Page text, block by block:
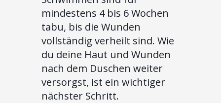
mindestens 4 bis 6 Wochen
tabu, bis die Wunden
vollständig verheilt sind. Wie
du deine Haut und Wunden
nach dem Duschen weiter
versorgst, ist ein wichtiger
nächster Schritt.